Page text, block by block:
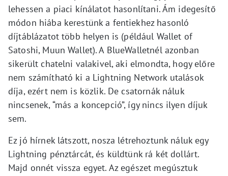
lehessen a piaci kínálatot hasonlítani. Ám idegesítő
módon hiába kerestünk a fentiekhez hasonló
díjtáblázatot több helyen is (például Wallet of
Satoshi, Muun Wallet). A BlueWalletnél azonban
sikerült chatelni valakivel, aki elmondta, hogy előre
nem számítható ki a Lightning Network utalások
díja, ezért nem is közlik. De csatornák náluk
nincsenek, “más a koncepció”, így nincs ilyen díjuk
sem.
Ez jó hírnek látszott, nosza létrehoztunk náluk egy
Lightning pénztárcát, és küldtünk rá két dollárt.
Majd onnét vissza egyet. Az egészet megúsztuk